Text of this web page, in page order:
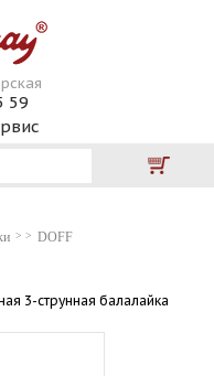
59
DOFF
3-струнная балалайка